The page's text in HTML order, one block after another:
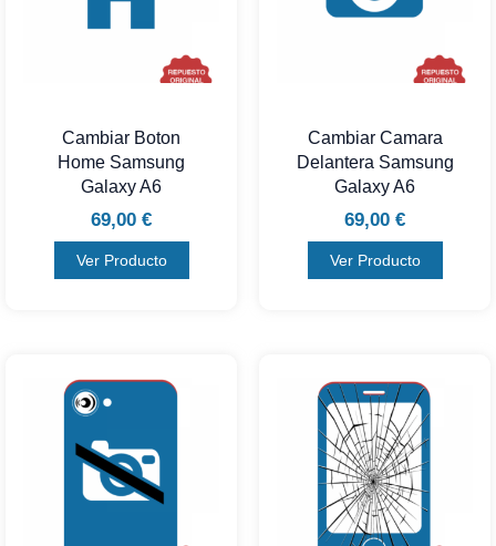
Cambiar Boton
Home Samsung
Galaxy A6
69,00 €
Ver Producto
Cambiar Camara
Delantera Samsung
Galaxy A6
69,00 €
Ver Producto